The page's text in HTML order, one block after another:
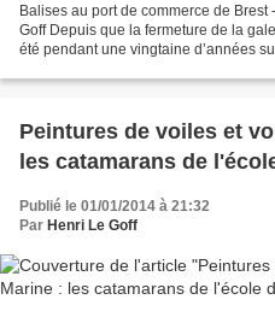
Balises au port de commerce de
Goff Depuis que la fermeture de la
été pendant une vingtaine d’années
Peintures de voiles et
les catamarans de
Publié le 01/01/2014 à 21:32
Par Henri Le Goff